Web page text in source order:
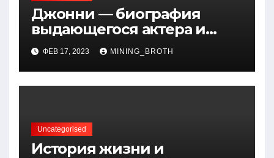
Джонни — биография
выдающегося актера и
талантливого певца, чья
артистичность захватывает
миллионы сердец
ФЕВ 17, 2023 MINING_BROTH
Uncategorised
История жизни и